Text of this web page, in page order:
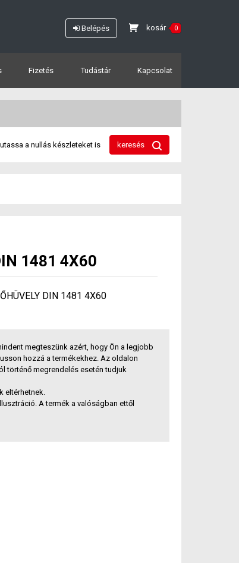
Belépés kosár 0
Fizetés Tudástár Kapcsolat
a nullás készleteket is keresés
1481 4X60
DIN 1481 4X60
megteszünk azért, hogy Ön a legjobb
hozzá a termékekhez. Az oldalon
történő megrendelés esetén tudjuk
eltérhetnek.
A termék a valóságban ettől